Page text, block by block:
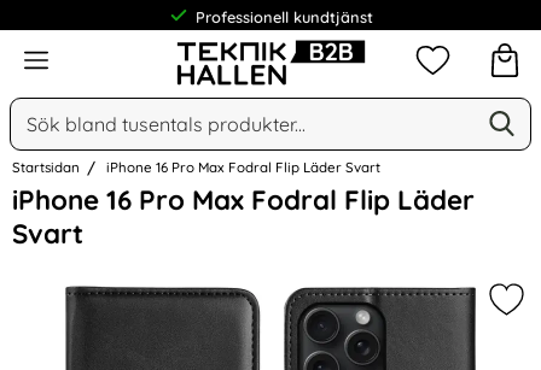
Professionell kundtjänst
Meny
Sök
Sök på Narse Group AB
Mina
Startsidan iPhone 16 Pro Max Fodral Flip Läder Svart
iPhone 16 Pro Max Fodral Flip Läder
Svart
Hoppa
över
Bilder